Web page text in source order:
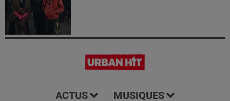
ACTUS MUSIQUES